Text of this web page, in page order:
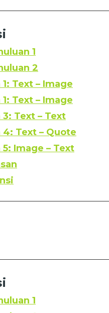
1
2
Text – Image
Text – Image
Text – Text
4: Text – Quote
Image – Text
1